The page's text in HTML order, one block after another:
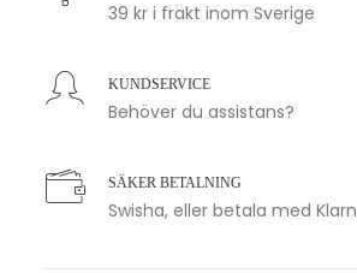
39 kr i frakt inom Sverige
KUNDSERVICE
Behöver du assistans?
SÄKER BETALNING
Swisha, eller betala med